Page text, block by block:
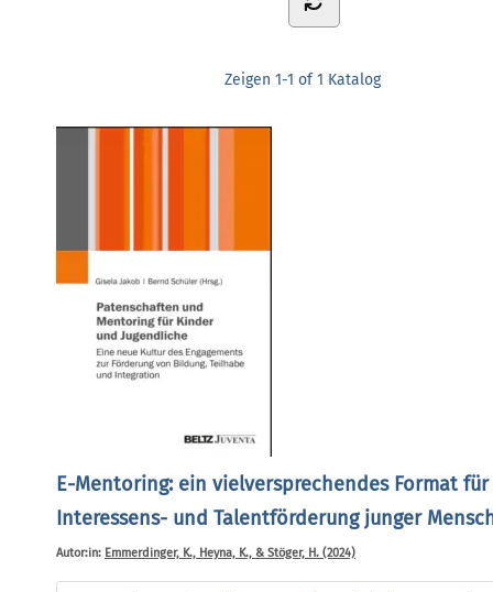
Zeigen 1-1 of 1 Katalog
E-Mentoring: ein vielversprechendes Format
Interessens- und Talentförderung junger
Autor:in: Emmerdinger, K., Heyna, K., & Stöger, H. (2024)